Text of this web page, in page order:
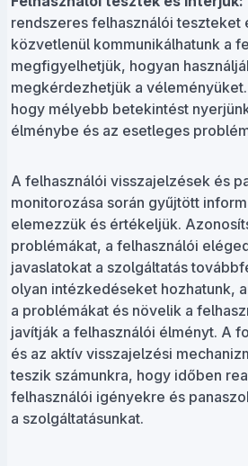
rendszeres felhasználói teszteket
közvetlenül kommunikálhatunk a
megfigyelhetjük, hogyan
megkérdezhetjük a
hogy mélyebb betekintést
élménybe és az esetleges
A felhasználói visszajelzések és
monitorozása során gyűjtött
elemezzük és értékeljük.
problémákat, a felhasználói
javaslatokat a szolgáltatás
olyan intézkedéseket hozhatunk,
a problémákat és növelik a
javítják a felhasználói élményt. A
és az aktív visszajelzési
teszik számunkra, hogy időben
felhasználói igényekre és
a szolgáltatásunkat.